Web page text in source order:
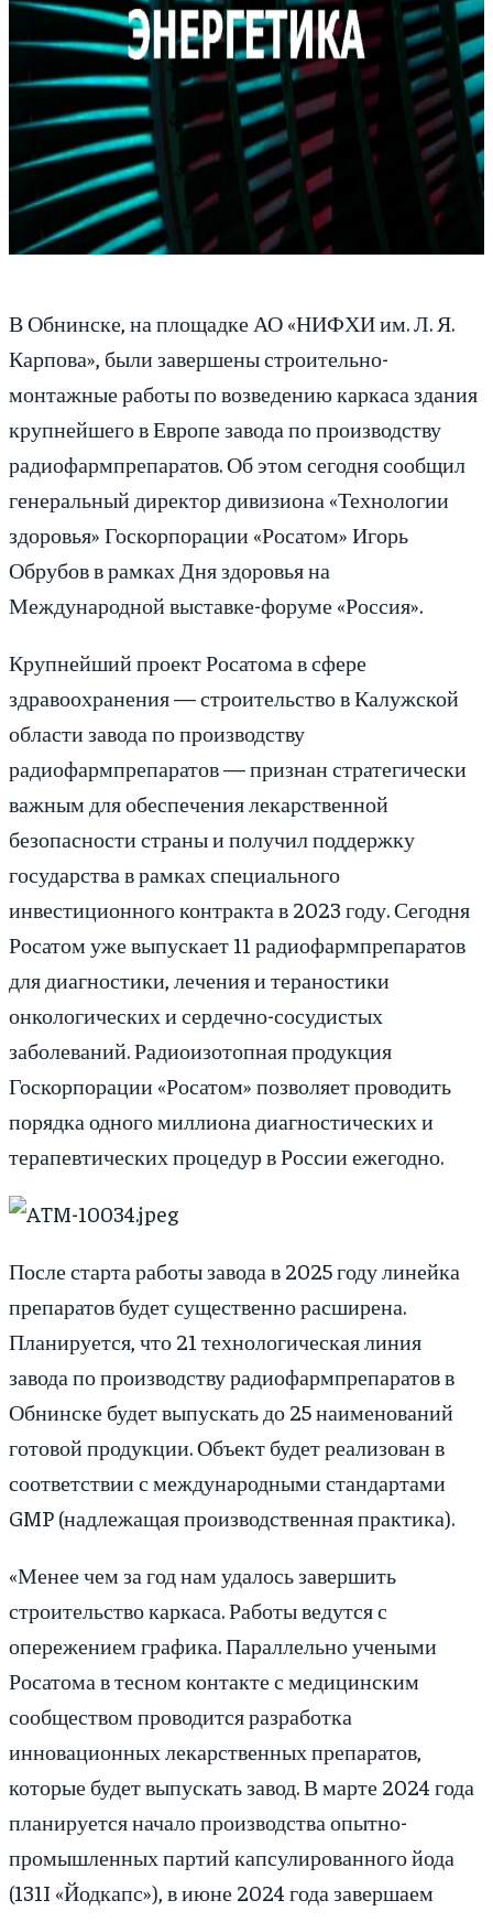
В Обнинске, на площадке АО «НИФХИ им. Л. Я.
Карпова», были завершены строительно-
монтажные работы по возведению каркаса здания
крупнейшего в Европе завода по производству
радиофармпрепаратов. Об этом сегодня сообщил
генеральный директор дивизиона «Технологии
здоровья» Госкорпорации «Росатом» Игорь
Обрубов в рамках Дня здоровья на
Международной выставке-форуме «Россия».
Крупнейший проект Росатома в сфере
здравоохранения — строительство в Калужской
области завода по производству
радиофармпрепаратов — признан стратегически
важным для обеспечения лекарственной
безопасности страны и получил поддержку
государства в рамках специального
инвестиционного контракта в 2023 году. Сегодня
Росатом уже выпускает 11 радиофармпрепаратов
для диагностики, лечения и тераностики
онкологических и сердечно-сосудистых
заболеваний. Радиоизотопная продукция
Госкорпорации «Росатом» позволяет проводить
порядка одного миллиона диагностических и
терапевтических процедур в России ежегодно.
После старта работы завода в 2025 году линейка
препаратов будет существенно расширена.
Планируется, что 21 технологическая линия
завода по производству радиофармпрепаратов в
Обнинске будет выпускать до 25 наименований
готовой продукции. Объект будет реализован в
соответствии с международными стандартами
GMP (надлежащая производственная практика).
«Менее чем за год нам удалось завершить
строительство каркаса. Работы ведутся с
опережением графика. Параллельно учеными
Росатома в тесном контакте с медицинским
сообществом проводится разработка
инновационных лекарственных препаратов,
которые будет выпускать завод. В марте 2024 года
планируется начало производства опытно-
промышленных партий капсулированного йода
(131I «Йодкапс»), в июне 2024 года завершаем